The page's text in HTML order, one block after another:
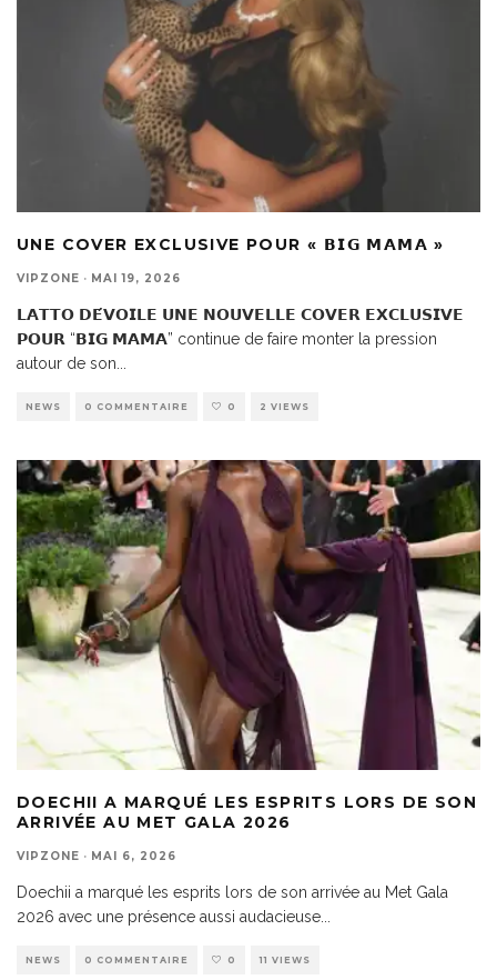
UNE COVER EXCLUSIVE POUR « 𝗕𝗜𝗚 𝗠𝗔𝗠𝗔 »
VIPZONE · MAI 19, 2026
𝗟𝗔𝗧𝗧𝗢 𝗗𝗘́𝗩𝗢𝗜𝗟𝗘 𝗨𝗡𝗘 𝗡𝗢𝗨𝗩𝗘𝗟𝗟𝗘 𝗖𝗢𝗩𝗘𝗥 𝗘𝗫𝗖𝗟𝗨𝗦𝗜𝗩𝗘
𝗣𝗢𝗨𝗥 “𝗕𝗜𝗚 𝗠𝗔𝗠𝗔” continue de faire monter la pression
autour de son...
NEWS 0 COMMENTAIRE 0 2 VIEWS
DOECHII A MARQUÉ LES ESPRITS LORS DE SON
ARRIVÉE AU MET GALA 2026
VIPZONE · MAI 6, 2026
Doechii a marqué les esprits lors de son arrivée au Met Gala
2026 avec une présence aussi audacieuse
NEWS 0 COMMENTAIRE 0 11 VIEWS